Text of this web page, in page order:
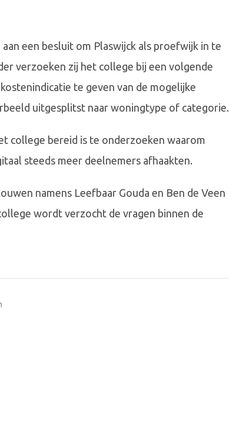
een besluit om Plaswijck als proefwijk in te
verzoeken zij het college bij een volgende
te geven van de mogelijke
uitgesplitst naar woningtype of categorie.
college bereid is te onderzoeken waarom
steeds meer deelnemers afhaakten.
namens Leefbaar Gouda en Ben de Veen
wordt verzocht de vragen binnen de